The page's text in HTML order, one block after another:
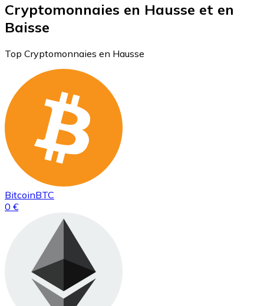
Cryptomonnaies en Hausse et en
Baisse
Top Cryptomonnaies en Hausse
BitcoinBTC
0 €